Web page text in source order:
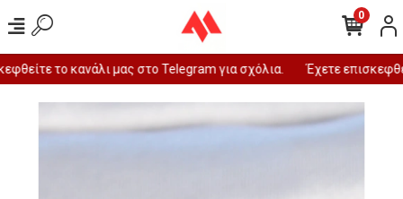
το κανάλι μας στο Telegram για σχόλια. Έχετε
0